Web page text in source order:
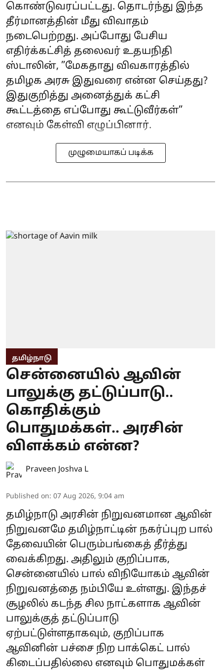
கொண்டுவரப்பட்டது. தொடர்ந்து இந்த
தீர்மானத்தின் மீது விவாதம்
நடைபெற்றது. அப்போது பேசிய
எதிர்க்கட்சித் தலைவர் உதயநிதி
ஸ்டாலின், ”மேகதாது விவகாரத்தில்
தமிழக அரசு இதுவரை என்ன செய்தது?
இதுகுறித்து அனைத்துக் கட்சி
கூட்டத்தை எப்போது கூட்டுவீர்கள்”
எனவும் கேள்வி எழுப்பினார்.
முழுமையாகப் படிக்க
தமிழ்நாடு
சென்னையில் ஆவின்
பாலுக்கு தட்டுப்பாடு..
கொதிக்கும்
பொதுமக்கள்.. அரசின்
விளக்கம் என்ன?
Praveen Joshva L
Published on: 07 Aug 2026, 9:04 am
தமிழ்நாடு அரசின் நிறுவனமான ஆவின்
நிறுவனமே தமிழ்நாட்டின் நகர்ப்புற பால்
தேவையின் பெரும்பங்கைத் தீர்த்து
வைக்கிறது. அதிலும் குறிப்பாக,
சென்னையில் பால் விநியோகம் ஆவின்
நிறுவனத்தை நம்பியே உள்ளது. இந்தச்
சூழலில் கடந்த சில நாட்களாக ஆவின்
பாலுக்குத் தட்டுப்பாடு
ஏற்பட்டுள்ளதாகவும், குறிப்பாக
ஆவினின் பச்சை நிற‌ பாக்கெட் பால்
கிடைப்பதில்லை எனவும் பொதுமக்கள்